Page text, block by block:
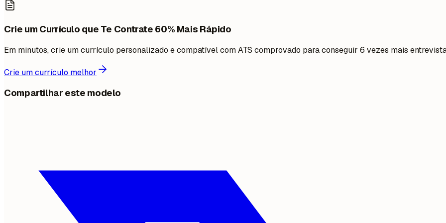
Crie um Currículo que Te Contrate 60% Mais Rápido
Em minutos, crie um currículo personalizado e compatível com ATS comprovado para conseguir 6 vezes mais
Crie um currículo melhor
Compartilhar este modelo